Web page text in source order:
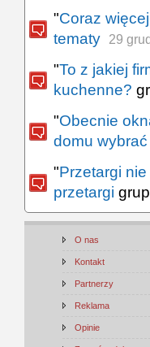
"Coraz
tematy
29
"To z jakiej
kuchenne?
"Obecnie
domu wybrać
"Przetargi
przetargi
O nas
Kontakt
Partnerzy
Reklama
Opinie